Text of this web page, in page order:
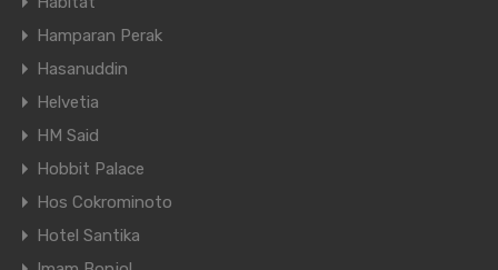
Hamparan Perak
Hasanuddin
Helvetia
HM Said
Hobbit Palace
Hos Cokrominoto
Hotel Santika